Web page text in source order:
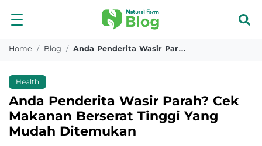
Home Blog Anda Penderita Wasir Parah Cek Makanan Berserat Tinggi Yang Mudah Ditemukan
Health
Anda Penderita Wasir Parah? Cek
Makanan Berserat Tinggi Yang
Mudah Ditemukan